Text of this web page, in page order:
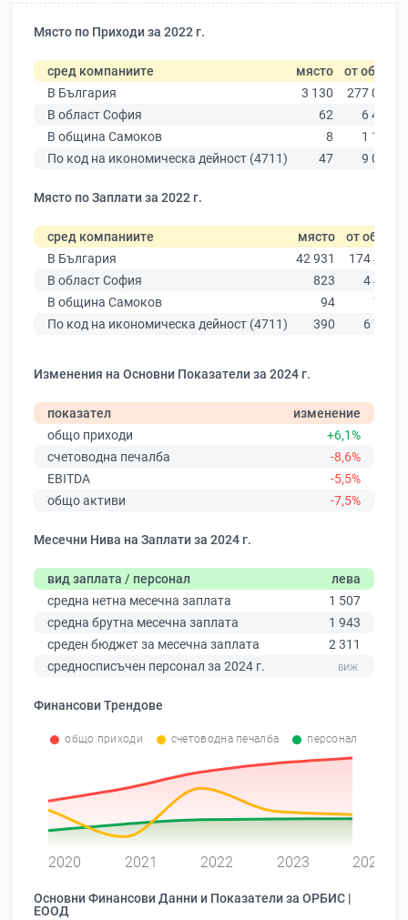
Място по Приходи за 2022 г.
сред компаниите място от общо
В България
3 130
277 019
В област София
62
6 415
В община Самоков
8
1 195
По код на икономическа дейност (4711)
47 9 025
Място по Заплати за 2022 г.
сред компаниите място от общо
В България
42 931
174 403
В област София
823
4 439
В община Самоков
94
796
По код на икономическа дейност (4711)
390 6 773
Изменения на Основни Показатели за 2024 г.
показател
изменение
общо приходи
+6,1%
счетоводна печалба
-8,6%
EBITDA
-5,5%
общо активи
-7,5%
Месечни Нива на Заплати за 2024 г.
вид заплата / персонал
лева
средна нетна месечна заплата
1 507
средна брутна месечна заплата
1 943
среден бюджет за месечна заплата
2 311
средносписъчен персонал за 2024 г.
Финансови Трендове
общо приходи счетоводна печалба персонал
2020 2021 2022 2023 2024
Основни Финансови Данни и Показатели за ОРБИС |
ЕООД